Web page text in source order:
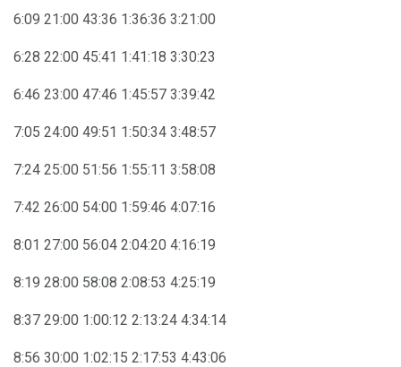
6:09 21:00 43:36 1:36:36 3:21:00
6:28 22:00 45:41 1:41:18 3:30:23
6:46 23:00 47:46 1:45:57 3:39:42
7:05 24:00 49:51 1:50:34 3:48:57
7:24 25:00 51:56 1:55:11 3:58:08
7:42 26:00 54:00 1:59:46 4:07:16
8:01 27:00 56:04 2:04:20 4:16:19
8:19 28:00 58:08 2:08:53 4:25:19
8:37 29:00 1:00:12 2:13:24 4:34:14
8:56 30:00 1:02:15 2:17:53 4:43:06